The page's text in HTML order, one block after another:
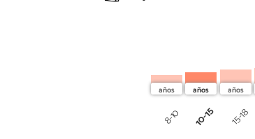
8-10 10-15 15-18